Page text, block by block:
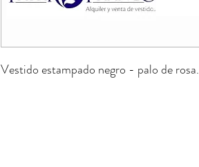
Vestido estampado negro - palo de rosa.